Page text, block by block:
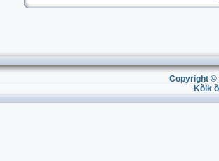
Copyright ©
Kõik